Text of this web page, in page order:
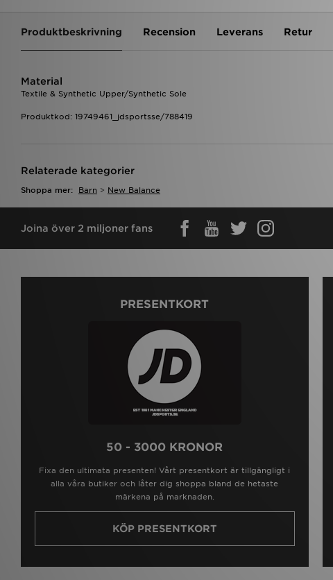
Produktbeskrivning Recension Leverans Retur
Material
Textile & Synthetic Upper/Synthetic Sole
Produktkod: 19749461_jdsportsse/788419
Relaterade kategorier
Shoppa mer: Barn > New Balance
Joina över 2 miljoner fans
PRESENTKORT
50 - 3000 KRONOR
Fixa den ultimata presenten! Vårt presentkort är tillgängligt i
alla våra butiker och låter dig shoppa bland de hetaste
märkena på marknaden.
KÖP PRESENTKORT